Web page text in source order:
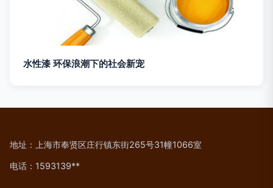
水性漆 环保浪潮下的社会新宠
地址：上海市奉贤区庄行镇东街265号31幢1066室
电话：1593139**